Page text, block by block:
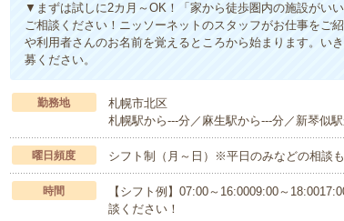
▼まずは試しに2カ月～OK！「家から徒歩圏内の施設がい
ご相談ください！ニッソーネットのスタッフがお仕事をご
や利用者さんのお名前を覚えるところから始まります。い
募ください。
勤務地
札幌市北区
札幌駅から---分／麻生駅から---分／新琴似
曜日頻度 シフト制（月～日）※平日のみなどの相談
時間
【シフト例】07:00～16:0009:00～
談ください！